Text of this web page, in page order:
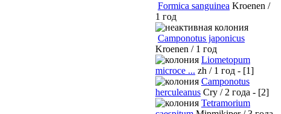
Formica sanguinea Kroenen /
1 год
Camponotus japonicus
Kroenen / 1 год
Liometopum
microce ... zh / 1 год - [1]
Camponotus
herculeanus Cry / 2 года - [2]
Tetramorium